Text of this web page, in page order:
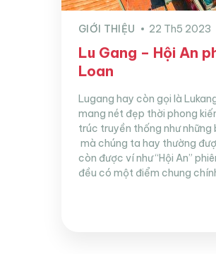
GIỚI THIỆU 22 Th5 2023
Lu Gang – Hội An
Loan
Lugang hay còn gọi là
mang nét đẹp thời phong
trúc truyền thống như những
mà chúng ta hay thường
còn được ví như “Hội An”
đều có một điểm chung